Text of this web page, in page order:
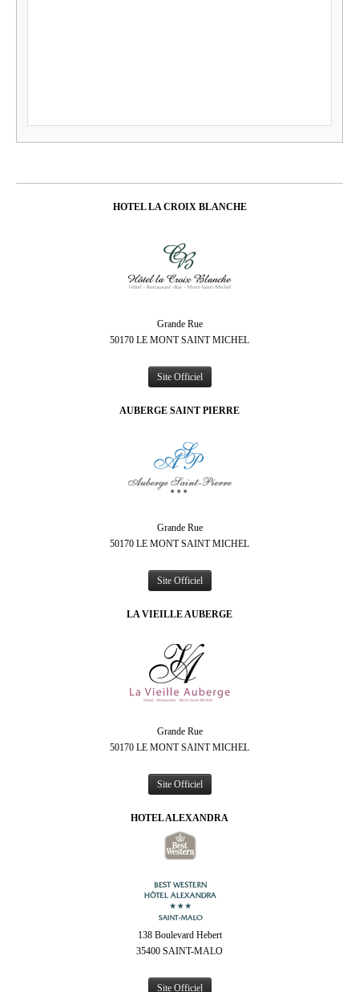
HOTEL LA CROIX BLANCHE
Grande Rue
50170 LE MONT SAINT MICHEL
Site Officiel
AUBERGE SAINT PIERRE
Grande Rue
50170 LE MONT SAINT MICHEL
Site Officiel
LA VIEILLE AUBERGE
Grande Rue
50170 LE MONT SAINT MICHEL
Site Officiel
HOTEL ALEXANDRA
138 Boulevard Hebert
35400 SAINT-MALO
Site Officiel